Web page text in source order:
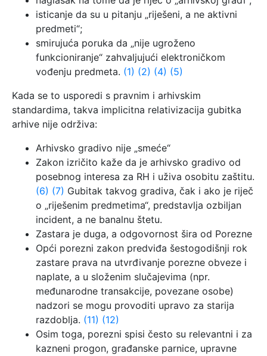
isticanje da su u pitanju „riješeni, a ne aktivni
predmeti“;
smirujuća poruka da „nije ugroženo
funkcioniranje“ zahvaljujući elektroničkom
vođenju predmeta. (1) (2) (4) (5)
Kada se to usporedi s pravnim i arhivskim
standardima, takva implicitna relativizacija gubitka
arhive nije održiva:
Arhivsko gradivo nije „smeće“
Zakon izričito kaže da je arhivsko gradivo od
posebnog interesa za RH i uživa osobitu zaštitu.
(6) (7) Gubitak takvog gradiva, čak i ako je riječ
o „riješenim predmetima“, predstavlja ozbiljan
incident, a ne banalnu štetu.
Zastara je duga, a odgovornost šira od Porezne
Opći porezni zakon predviđa šestogodišnji rok
zastare prava na utvrđivanje porezne obveze i
naplate, a u složenim slučajevima (npr.
međunarodne transakcije, povezane osobe)
nadzori se mogu provoditi upravo za starija
razdoblja. (11) (12)
Osim toga, porezni spisi često su relevantni i za
kazneni progon, građanske parnice, upravne